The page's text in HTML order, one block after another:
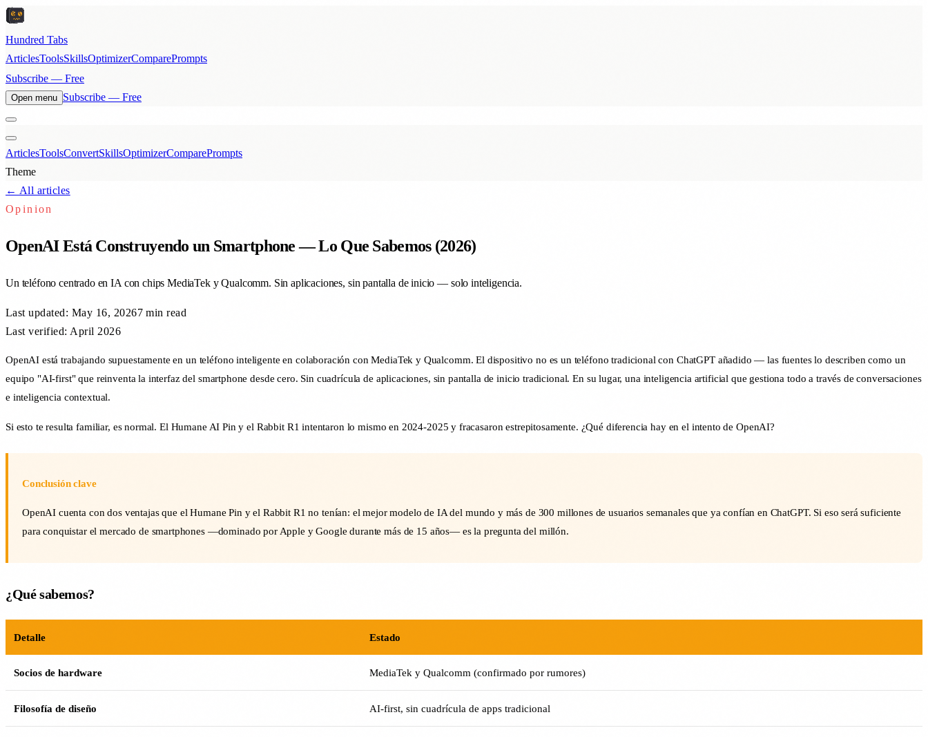
Hundred Tabs
ArticlesToolsSkillsOptimizerComparePrompts
Subscribe — Free
Open menu Subscribe — Free
ArticlesToolsConvertSkillsOptimizerComparePrompts
Theme
← All articles
Opinion
OpenAI Está Construyendo un Smartphone — Lo Que Sabemos (2026)
Un teléfono centrado en IA con chips MediaTek y Qualcomm. Sin aplicaciones, sin pantalla de inicio — solo inteligencia.
Last updated: May 16, 20267 min read
Last verified: April 2026
OpenAI está trabajando supuestamente en un teléfono inteligente en colaboración con MediaTek y Qualcomm. El dispositivo no es un teléfono tradicional con ChatGPT añadido — las fuentes lo describen como un
equipo "AI-first" que reinventa la interfaz del smartphone desde cero. Sin cuadrícula de aplicaciones, sin pantalla de inicio tradicional. En su lugar, una inteligencia artificial que gestiona todo a través de conversaciones
e inteligencia contextual.
Si esto te resulta familiar, es normal. El Humane AI Pin y el Rabbit R1 intentaron lo mismo en 2024-2025 y fracasaron estrepitosamente. ¿Qué diferencia hay en el intento de OpenAI?
Conclusión clave
OpenAI cuenta con dos ventajas que el Humane Pin y el Rabbit R1 no tenían: el mejor modelo de IA del mundo y más de 300 millones de usuarios semanales que ya confían en ChatGPT. Si eso será suficiente
para conquistar el mercado de smartphones —dominado por Apple y Google durante más de 15 años— es la pregunta del millón.
¿Qué sabemos?
Detalle Estado
Socios de hardware MediaTek y Qualcomm (confirmado por rumores)
Filosofía de diseño AI-first, sin cuadrícula de apps tradicional